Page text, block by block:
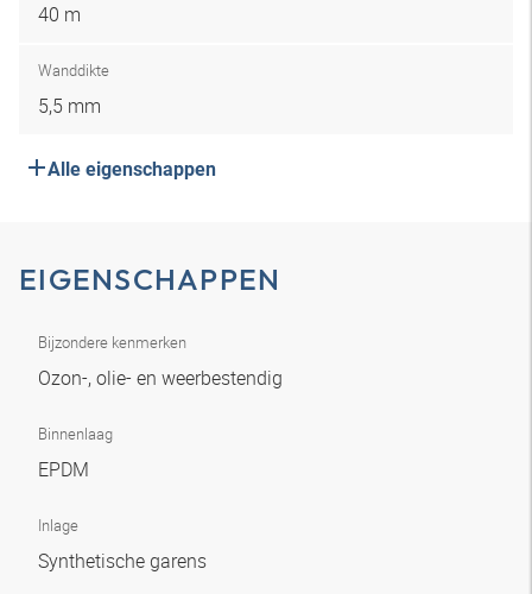
40 m
Wanddikte
5,5 mm
Alle eigenschappen
EIGENSCHAPPEN
Bijzondere kenmerken
Ozon-, olie- en weerbestendig
Binnenlaag
EPDM
Inlage
Synthetische garens